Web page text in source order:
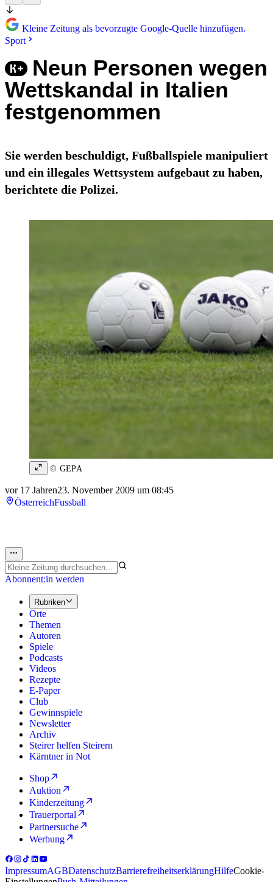
Kleine Zeitung als bevorzugte Google-Quelle hinzufügen.
Sport
Neun Personen wegen
Wettskandal in Italien
festgenommen
Sie werden beschuldigt, Fußballspiele manipuliert
und ein illegales Wettsystem aufgebaut zu haben,
berichtete die Polizei.
© GEPA
vor 17 Jahren23. November 2009 um 08:45
ÖsterreichFussball
Abonnent:in werden
Rubriken
Orte
Themen
Autoren
Spiele
Podcasts
Videos
Rezepte
E-Paper
Club
Gewinnspiele
Newsletter
Archiv
Steirer helfen Steirern
Kärntner in Not
Shop
Auktion
Kinderzeitung
Trauerportal
Partnersuche
Werbung
ImpressumAGBDatenschutzBarrierefreiheitserklärungHilfeCookie-